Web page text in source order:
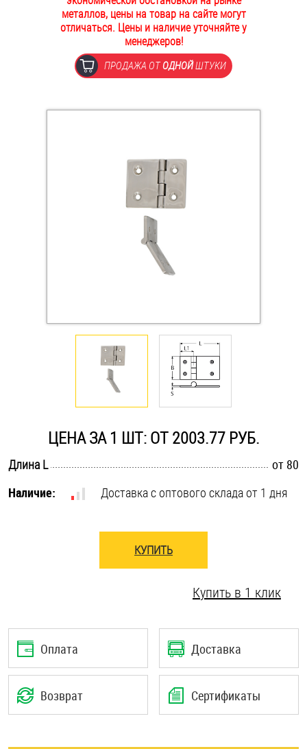
ОПЛАТА И ДОСТАВКА
Втулки
Заклепки (Гайки-Заклепки)
Крюки, кольца с метрической резьбой
Оснастка и аксессуары для яхт
Стопорные кольца
Шплинты
Штифты и пальцы
металлов, цены на товар на сайте могут
отличаться. Цены и наличие уточняйте у
менеджеров!
ПРОДАЖА ОТОДНОЙШТУКИ
ЦЕНА ЗА 1 ШТ: ОТ 2003.77 РУБ.
Длина L
от 80
Наличие:
Доставка с оптового склада от 1 дня
КУПИТЬ
Купить в 1 клик
Оплата Доставка
Возврат Сертификаты